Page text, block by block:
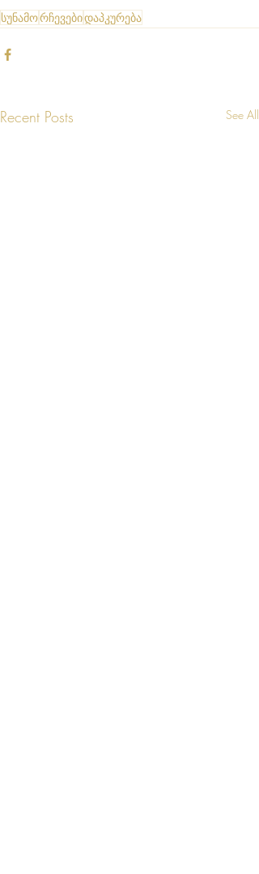
სუნამორჩევებიდაპკურება
Recent Posts See All